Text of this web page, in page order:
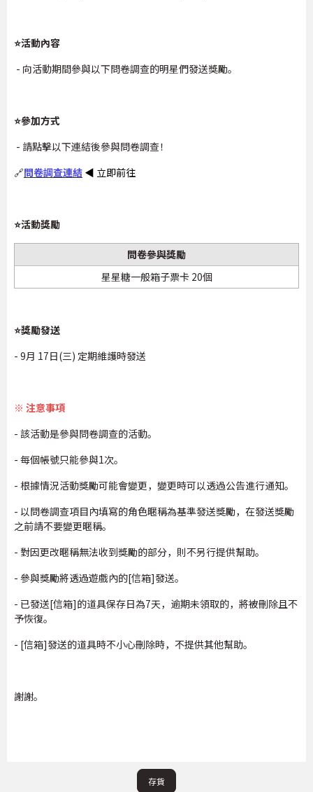
⭐活動內容
- 向活動期間參與以下問卷調查的明星們發送獎勵。
⭐參加方式
- 請點擊以下連結後參與問卷調查！
🔗問卷調查連結 ◀ 立即前往
⭐活動獎勵
問卷參與獎勵
星星糖一般箱子票卡 20個
⭐獎勵發送
- 9月 17日(三) 定期維護時發送
※ 注意事項
- 該活動是參與問卷調查的活動。
- 每個帳號只能參與1次。
- 根據情況活動獎勵可能會變更，變更時可以透過公告進行通知。
- 以問卷調查項目內填寫的角色暱稱為基準發送獎勵，在發送獎勵
之前請不要變更暱稱。
- 對因更改暱稱無法收到獎勵的部分，則不另行提供幫助。
- 參與獎勵將透過遊戲內的[信箱]發送。
- 已發送[信箱]的道具保存日為7天，逾期未領取的，將被刪除且不
予恢復。
- [信箱]發送的道具時不小心刪除時，不提供其他幫助。
謝謝。
存貨